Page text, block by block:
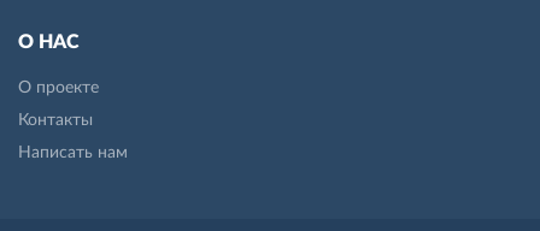
О НАС
О проекте
Контакты
Написать нам